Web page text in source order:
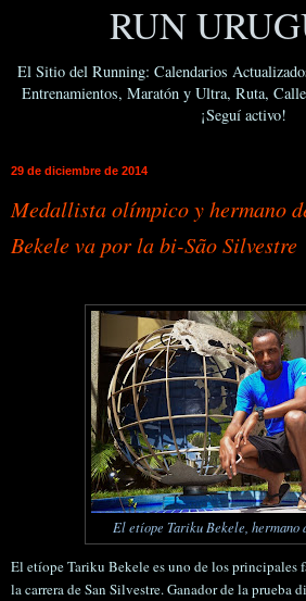
RUN
El Sitio del Running: Calendarios
Entrenamientos, Maratón y Ultra, Ruta,
¡Seguí activo!
29 de diciembre de 2014
Medallista olímpico y hermano
Bekele va por la bi-São Silvestre
El etíope Tariku Bekele, hermano
El etíope Tariku Bekele es uno de los principales
la carrera de San Silvestre. Ganador de la prueba